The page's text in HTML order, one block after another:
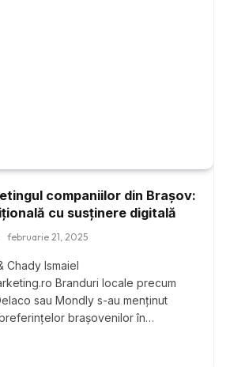
companiilor din Brașov:
cu susținere digitală
februarie 21, 2025
Chady Ismaiel
Branduri locale precum
sau Mondly s-au menținut
brașovenilor în…